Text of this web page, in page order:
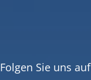
Folgen Sie uns auf